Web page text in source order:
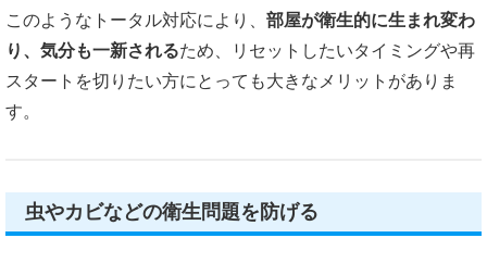
このようなトータル対応により、 部屋が衛生的に生まれ変わ
り、気分も一新されるため、リセットしたいタイミングや再
スタートを切りたい方にとっても大きなメリットがありま
す。
虫やカビなどの衛生問題を防げる